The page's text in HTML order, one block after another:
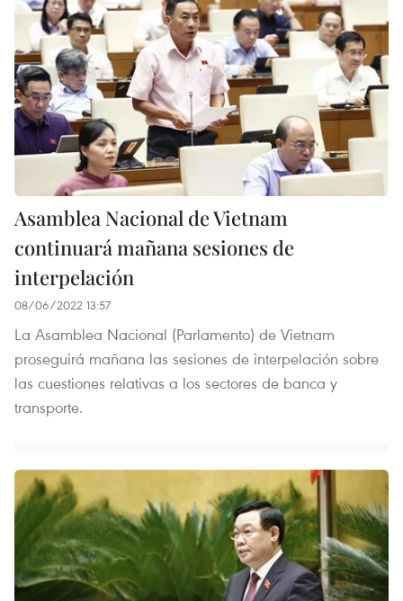
Asamblea Nacional de Vietnam
continuará mañana sesiones de
interpelación
08/06/2022 13:57
La Asamblea Nacional (Parlamento) de Vietnam
proseguirá mañana las sesiones de interpelación sobre
las cuestiones relativas a los sectores de banca y
transporte.